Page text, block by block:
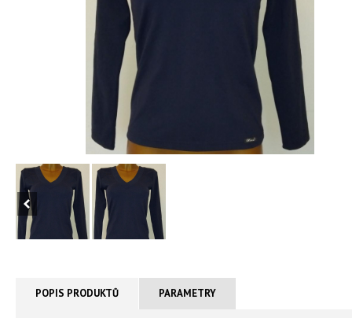
POPIS PRODUKTŮ PARAMETRY